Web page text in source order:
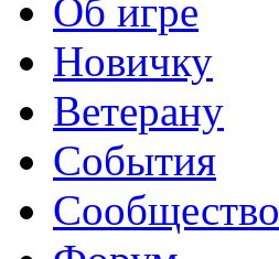
Об игре
Новичку
Ветерану
События
Сообщество